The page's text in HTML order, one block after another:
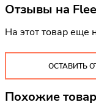
Отзывы на
На этот товар еще
ОСТАВИТЬ
Похожие